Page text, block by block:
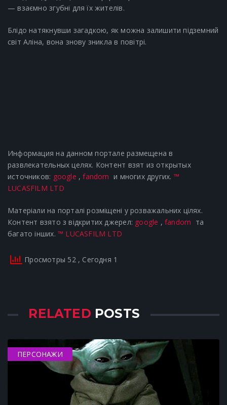
— взаємно згубні для їх жителів.
Блідо натякнувши загадкою, як можна залишити підземний
світ Аліна, вона знову зникла в повітрі.
Информация на данном портале размещена в
развлекательных целях. Контент взят из открытых
источников: google ,fandom и многих других. ™
LUCASFILM LTD
Матеріали на порталі розміщені у розважальних цілях.
Контент взято з відкритих джерел: google ,fandom та
багато інших. ™ LUCASFILM LTD
Просмотры 52 , Сегодня 1
RELATED POSTS
ПЕРСОНАЖИ